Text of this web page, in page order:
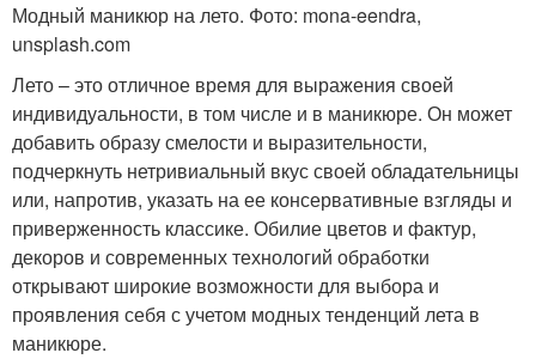
Модный маникюр на лето. Фото: mona-eendra,
unsplash.com
Лето – это отличное время для выражения своей
индивидуальности, в том числе и в маникюре. Он может
добавить образу смелости и выразительности,
подчеркнуть нетривиальный вкус своей обладательницы
или, напротив, указать на ее консервативные взгляды и
приверженность классике. Обилие цветов и фактур,
декоров и современных технологий обработки
открывают широкие возможности для выбора и
проявления себя с учетом модных тенденций лета в
маникюре.